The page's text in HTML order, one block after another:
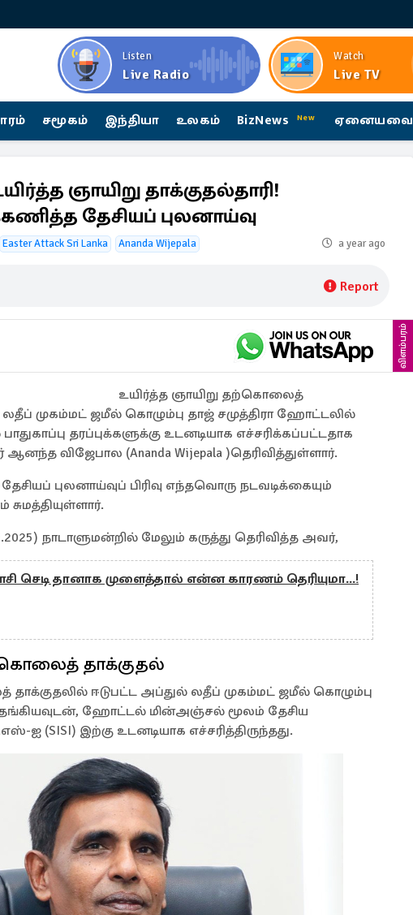
Listen
Live Radio
Watch
Live TV
சமூகம் இந்தியா உலகம் BizNews New ஏனையவை
ஞாயிறு தாக்குதல்தாரி!
தேசியப் புலனாய்வு
Easter Attack Sri Lanka Ananda Wijepala a year ago
Report
விளம்பரம்
உயிர்த்த ஞாயிறு தற்கொலைத்
லதீப் முகம்மட் ஜமீல் கொழும்பு தாஜ் சமுத்திரா ஹோட்டலில்
தரப்புக்களுக்கு உடனடியாக எச்சரிக்கப்பட்டதாக
விஜேபால (Ananda Wijepala )தெரிவித்துள்ளார்.
புலனாய்வுப் பிரிவு எந்தவொரு நடவடிக்கையும்
நாடாளுமன்றில் மேலும் கருத்து தெரிவித்த அவர்,
செடி தானாக முளைத்தால் என்ன காரணம் தெரியுமா...!
தாக்குதல்
ஈடுபட்ட அப்துல் லதீப் முகம்மட் ஜமீல் கொழும்பு
தங்கியவுடன், ஹோட்டல் மின்அஞ்சல் மூலம் தேசிய
ஐ (SISI) இற்கு உடனடியாக எச்சரித்திருந்தது.